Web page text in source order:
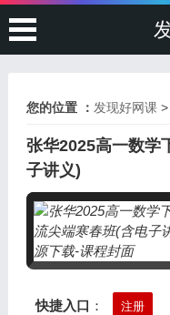
您的位置 ： 发现好网课>
张华2025高一数学
子讲义)
快捷入口 ： 注册